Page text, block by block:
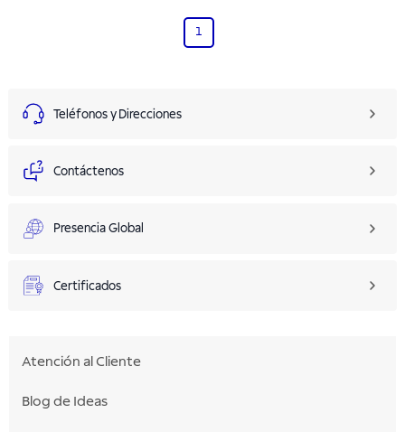
1
Teléfonos y Direcciones
Contáctenos
Presencia Global
Certificados
Atención al Cliente
Blog de Ideas